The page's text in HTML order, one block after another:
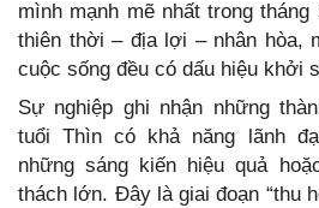
mình mạnh mẽ nhất trong
thiên thời – địa lợi – nhân hòa,
cuộc sống đều có dấu hiệu khởi
Sự nghiệp ghi nhận những
tuổi Thìn có khả năng lãnh
những sáng kiến hiệu quả
thách lớn. Đây là giai đoạn “thu